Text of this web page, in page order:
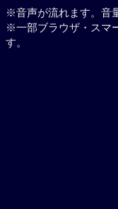
※音声が流れます。音
※一部ブラウザ・スマ
す。